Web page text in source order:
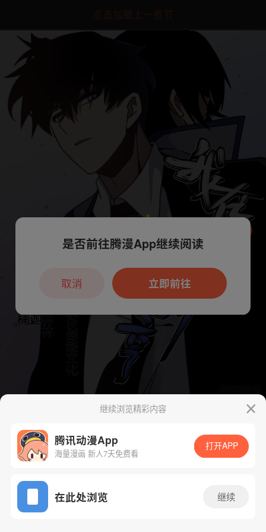
点击加载上一章节
App免费看
下一话 腾漫App免费看
继续浏览精彩内容
腾讯动漫App
海量漫画 新人7天免费看
打开APP
在此处浏览 继续
本章节仅支持App阅读，可打开App新用
户7天免费看
是否前往腾漫App继续阅读
立即前往
取消